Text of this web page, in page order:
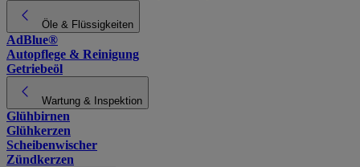
Öle & Flüssigkeiten
AdBlue®
Autopflege & Reinigung
Getriebeöl
Wartung & Inspektion
Glühbirnen
Glühkerzen
Scheibenwischer
Zündkerzen